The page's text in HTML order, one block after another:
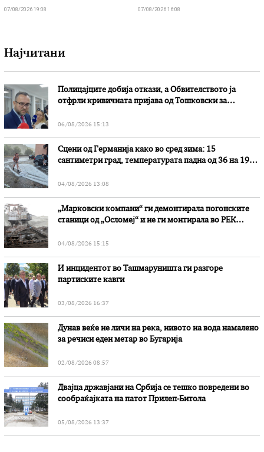
07/08/2026 19:08 07/08/2026 16:08
Најчитани
Полицајците добија откази, а Обвителството ја
отфрли кривичната пријава од Тошковски за
06/08/2026 15:13
Сцени од Германија како во сред зима: 15
сантиметри град, температурата падна од 36 на 19
04/08/2026 13:08
„Марковски компани“ ги демонтирала погонските
станици од „Осломеј“ и не ги монтирала во РЕК
04/08/2026 15:15
И инцидентот во Ташмаруништa ги разгоре
партиските кавги
03/08/2026 16:37
Дунав веќе не личи на река, нивото на вода намалено
за речиси еден метар во Бугарија
02/08/2026 08:57
Двајца државјани на Србија се тешко повредени во
сообраќајката на патот Прилеп-Битола
05/08/2026 13:37